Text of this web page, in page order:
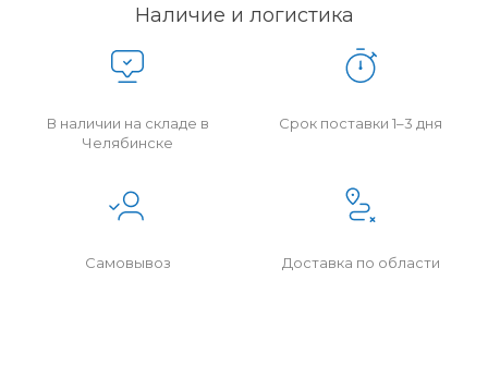
Наличие и логистика
В наличии на складе в
Челябинске
Срок поставки 1–3 дня
Самовывоз Доставка по области